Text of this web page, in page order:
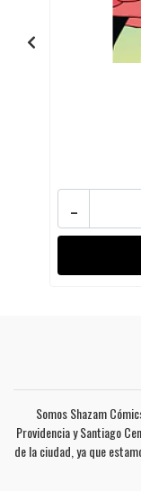
-
Somos Shazam
Providencia y Santiago
de la ciudad, ya que